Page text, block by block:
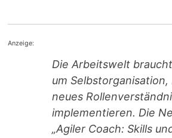
Anzeige:
Die Arbeitswelt
um
neues
implementieren. Die
„Agiler Coach: Skills